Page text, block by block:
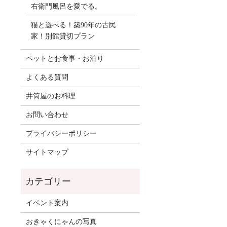
右衛門風呂を愛でる。
猫と遊べる！築90年の古民
家！別館貸切プラン
ペットとお食事・お泊り
よくある質問
井筒屋のお料理
お問い合わせ
プライバシーポリシー
サイトマップ
イベント案内
おきゃくにゃんの写真